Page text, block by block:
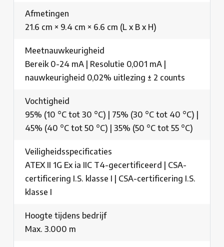
Afmetingen
21.6 cm × 9.4 cm × 6.6 cm (L x B x H)
Meetnauwkeurigheid
Bereik 0-24 mA | Resolutie 0,001 mA |
nauwkeurigheid 0,02% uitlezing ± 2 counts
Vochtigheid
95% (10 °C tot 30 °C) | 75% (30 °C tot 40 °C) |
45% (40 °C tot 50 °C) | 35% (50 °C tot 55 °C)
Veiligheidsspecificaties
ATEX II 1G Ex ia IIC T4-gecertificeerd | CSA-
certificering I.S. klasse I | CSA-certificering I.S.
klasse I
Hoogte tijdens bedrijf
Max. 3.000 m